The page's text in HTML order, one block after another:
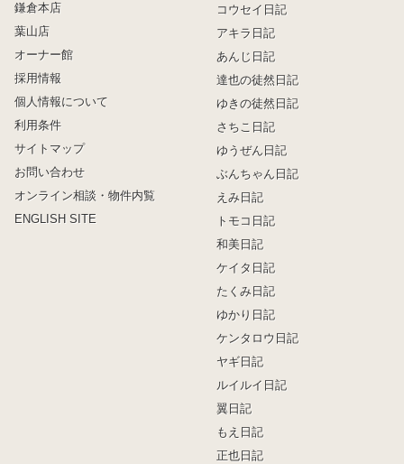
鎌倉本店
葉山店
オーナー館
採用情報
個人情報について
利用条件
サイトマップ
お問い合わせ
オンライン相談・物件内覧
ENGLISH SITE
コウセイ日記
アキラ日記
あんじ日記
達也の徒然日記
ゆきの徒然日記
さちこ日記
ゆうぜん日記
ぶんちゃん日記
えみ日記
トモコ日記
和美日記
ケイタ日記
たくみ日記
ゆかり日記
ケンタロウ日記
ヤギ日記
ルイルイ日記
翼日記
もえ日記
正也日記